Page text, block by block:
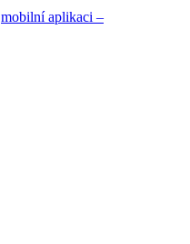
mobilní aplikaci –